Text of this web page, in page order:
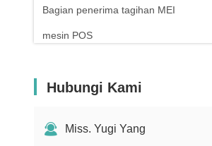
Bagian penerima tagihan MEI
mesin POS
Hubungi Kami
Miss. Yugi Yang